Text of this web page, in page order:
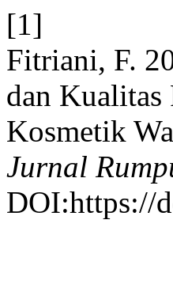
[1]
Fitriani, F.
dan Kualitas
Kosmetik
Jurnal
DOI:https://